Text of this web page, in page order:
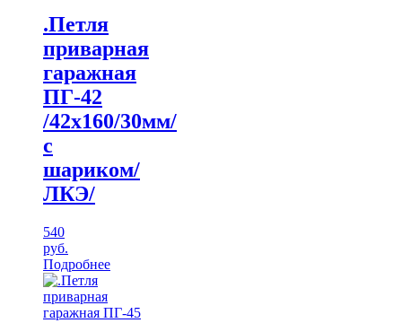
.Петля
приварная
гаражная
ПГ-42
/42х160/30мм/
с
шариком/
ЛКЭ/
540
руб.
Подробнее